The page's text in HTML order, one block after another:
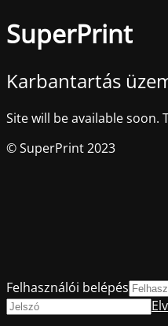
SuperPrint
Karbantartás
Site will be available soon.
© SuperPrint 2023
Felhasználói belépés